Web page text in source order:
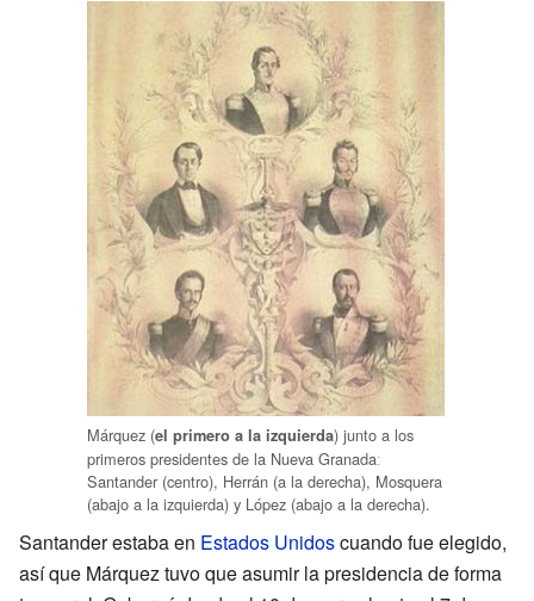
Márquez (el primero a la izquierda) junto a los
primeros presidentes de la Nueva Granadaː
Santander (centro), Herrán (a la derecha), Mosquera
(abajo a la izquierda) y López (abajo a la derecha).
Santander estaba en Estados Unidoscuando fue elegido,
así que Márquez tuvo que asumir la presidencia de forma